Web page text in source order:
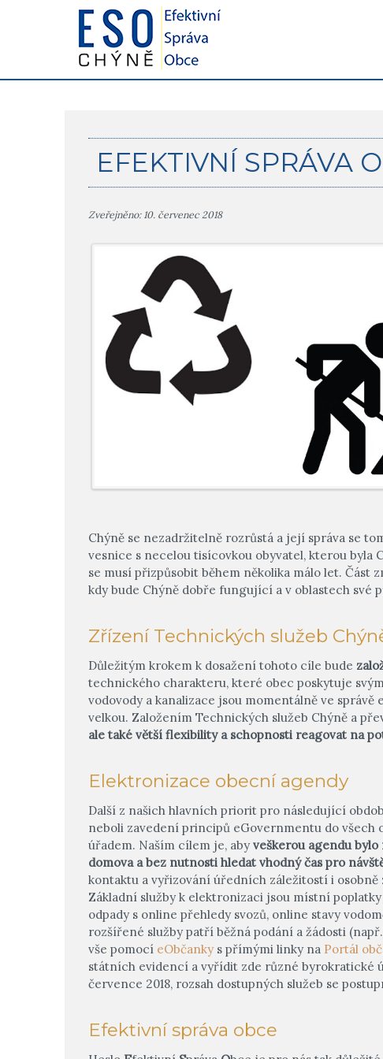
EFEKTIVNÍ SPRÁVA
Zveřejněno: 10. červenec 2018
Chýně se nezadržitelně rozrůstá a její správa se
vesnice s necelou tisícovkou obyvatel, kterou
se musí přizpůsobit během několika málo let.
kdy bude Chýně dobře fungující a v oblastech své
Zřízení Technických služeb
Důležitým krokem k dosažení tohoto cíle bude
technického charakteru, které obec poskytuje
vodovody a kanalizace jsou momentálně ve
velkou. Založením Technických služeb Chýně a
ale také větší flexibility a schopnosti reagovat na
Elektronizace obecní agendy
Další z našich hlavních priorit pro následující
neboli zavedení principů eGovernmentu do všech
úřadem. Naším cílem je, aby veškerou agendu
domova a bez nutnosti hledat vhodný čas pro
kontaktu a vyřizování úředních záležitostí i osobně
Základní služby k elektronizaci jsou místní
odpady s online přehledy svozů, online stavy
rozšířené služby patří běžná podání a žádosti
vše pomocí eObčanky s přímými linky na Portál
státních evidencí a vyřídit zde různé byrokratické
července 2018, rozsah dostupných služeb se
Efektivní správa obce